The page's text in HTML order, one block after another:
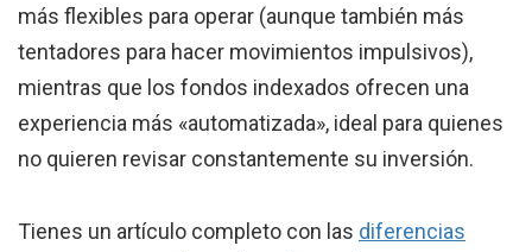
más flexibles para operar (aunque también más
tentadores para hacer movimientos impulsivos),
mientras que los fondos indexados ofrecen una
experiencia más «automatizada», ideal para quienes
no quieren revisar constantemente su inversión.
Tienes un artículo completo con las diferencias